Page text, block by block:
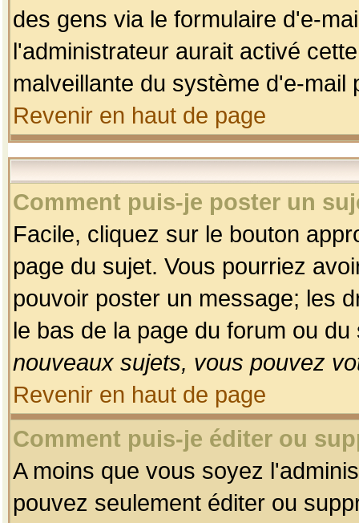
des gens via le formulaire d'e-
l'administrateur aurait activé
malveillante du système d'e-
Revenir en haut de page
Comment puis-je poster un
Facile, cliquez sur le bouton
page du sujet. Vous pourriez
pouvoir poster un message; les
le bas de la page du forum ou
nouveaux sujets, vous pouvez
Revenir en haut de page
Comment puis-je éditer ou
A moins que vous soyez
pouvez seulement éditer ou